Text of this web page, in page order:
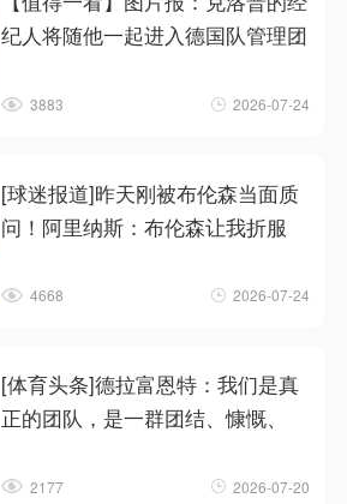
纪人将随他一起进入德国队管理团
3883 2026-07-24
[球迷报道]昨天刚被布伦森当面质
问！阿里纳斯：布伦森让我折服
4668 2026-07-24
[体育头条]德拉富恩特：我们是真
正的团队，是一群团结、慷慨、
2177 2026-07-20